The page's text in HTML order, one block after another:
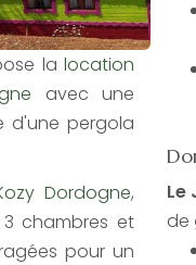
la location
avec une
d'une pergola
Dordogne,
chambres et
pour un
Le
de